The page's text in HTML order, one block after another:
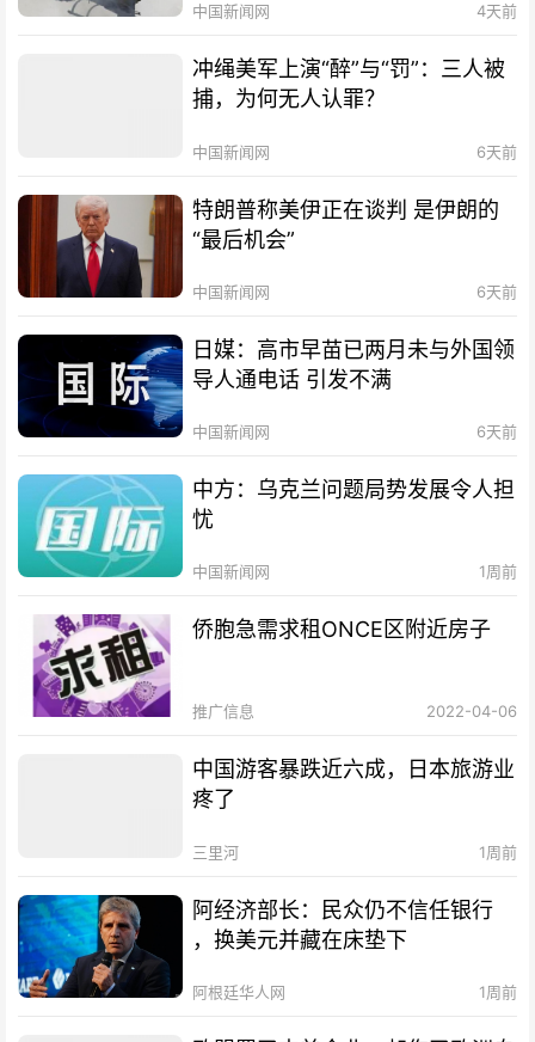
中国新闻网 4天前
冲绳美军上演“醉”与“罚”：三人被
捕，为何无人认罪？
中国新闻网 6天前
特朗普称美伊正在谈判 是伊朗的
“最后机会”
中国新闻网 6天前
日媒：高市早苗已两月未与外国领
导人通电话 引发不满
中国新闻网 6天前
中方：乌克兰问题局势发展令人担
忧
中国新闻网 1周前
侨胞急需求租ONCE区附近房子
推广信息 2022-04-06
中国游客暴跌近六成，日本旅游业
疼了
三里河 1周前
阿经济部长：民众仍不信任银行
，换美元并藏在床垫下
阿根廷华人网 1周前